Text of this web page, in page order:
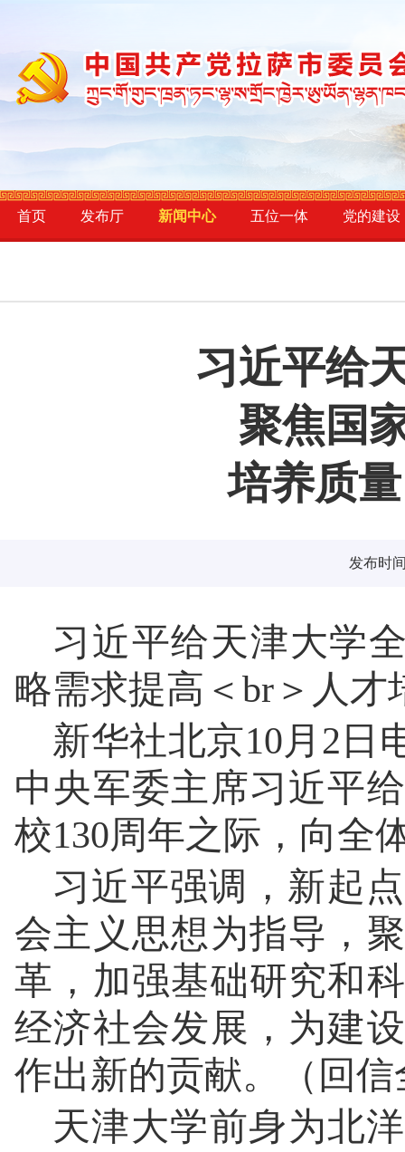
首页 发布厅 新闻中心 五位一体 党的建设
习近平给
聚焦国
培养质
发布时
习近平给天津大学
略需求提高＜br＞人
新华社北京10月2
中央军委主席习近平
校130周年之际，向全
习近平强调，新起
会主义思想为指导，
革，加强基础研究和
经济社会发展，为建
作出新的贡献。（回
天津大学前身为北